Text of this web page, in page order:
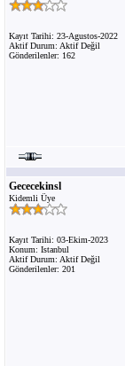
Kayıt Tarihi: 23-Agustos-2022
Aktif Durum: Aktif Değil
Gönderilenler: 162
Gececekinsl
Kidemli Üye
Kayıt Tarihi: 03-Ekim-2023
Konum: Istanbul
Aktif Durum: Aktif Değil
Gönderilenler: 201